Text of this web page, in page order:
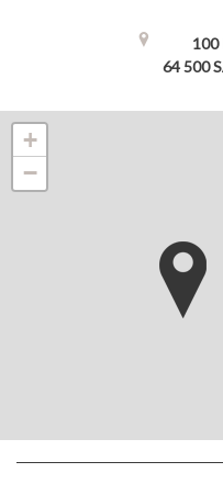
100
64 500
+
−